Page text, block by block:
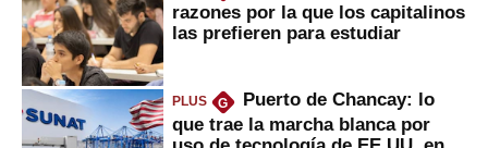
razones por la que los capitalinos
las prefieren para estudiar
PLUS G
Puerto de Chancay: lo
que trae la marcha blanca por